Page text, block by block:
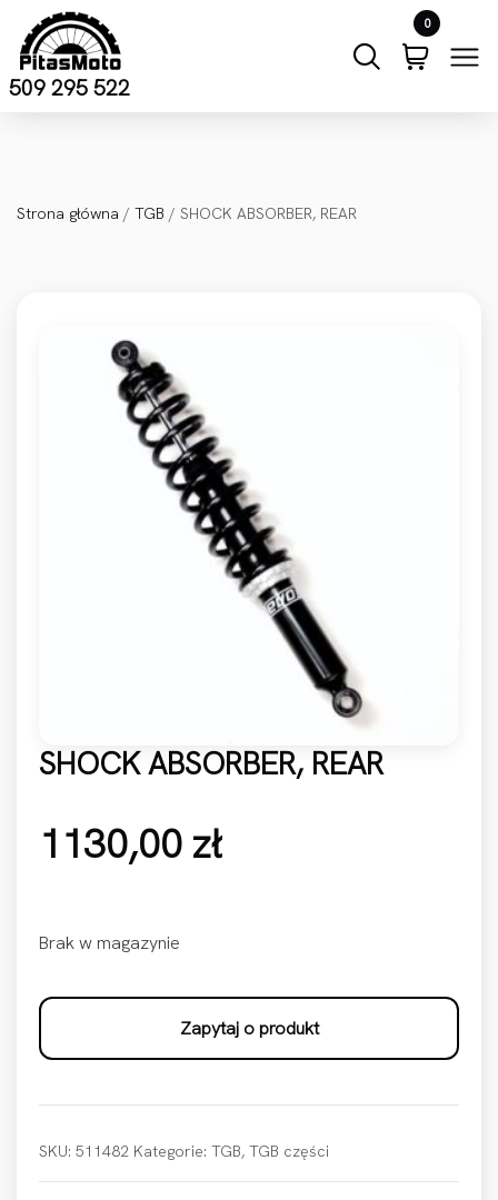
Przejdź do treści
509 295 522
0
Strona główna / TGB / SHOCK ABSORBER, REAR
SHOCK ABSORBER, REAR
1130,00 zł
Brak w magazynie
Zapytaj o produkt
SKU: 511482 Kategorie: TGB, TGB części